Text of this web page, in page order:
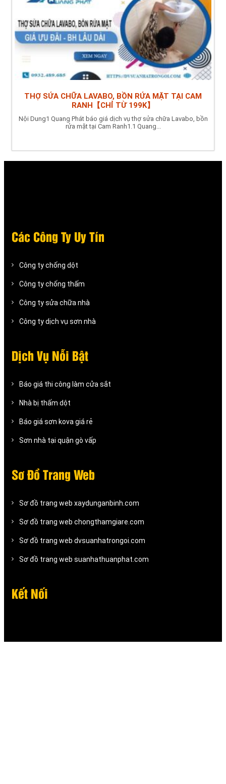
THỢ SỬA CHỮA LAVABO, BỒN RỬA MẶT TẠI CAM
RANH【CHỈ TỪ 199K】
Nội Dung1 Quang Phát báo giá dịch vụ thợ sửa chữa Lavabo, bồn
rửa mặt tại Cam Ranh1.1 Quang...
Các Công Ty Uy Tín
Công ty chống dột
Công ty chống thấm
Công ty sửa chữa nhà
Công ty dịch vụ sơn nhà
Dịch Vụ Nỗi Bật
Báo giá thi công làm cửa sắt
Nhà bị thấm dột
Báo giá sơn kova giá rẻ
Sơn nhà tại quận gò vấp
Sơ Đồ Trang Web
Sơ đồ trang web xaydunganbinh.com
Sơ đồ trang web chongthamgiare.com
Sơ đồ trang web dvsuanhatrongoi.com
Sơ đồ trang web suanhathuanphat.com
Kết Nối